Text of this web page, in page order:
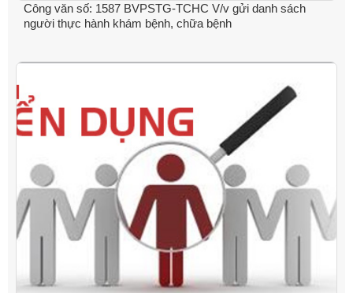
Công văn số: 1587 BVPSTG-TCHC V/v gửi danh sách
người thực hành khám bệnh, chữa bệnh